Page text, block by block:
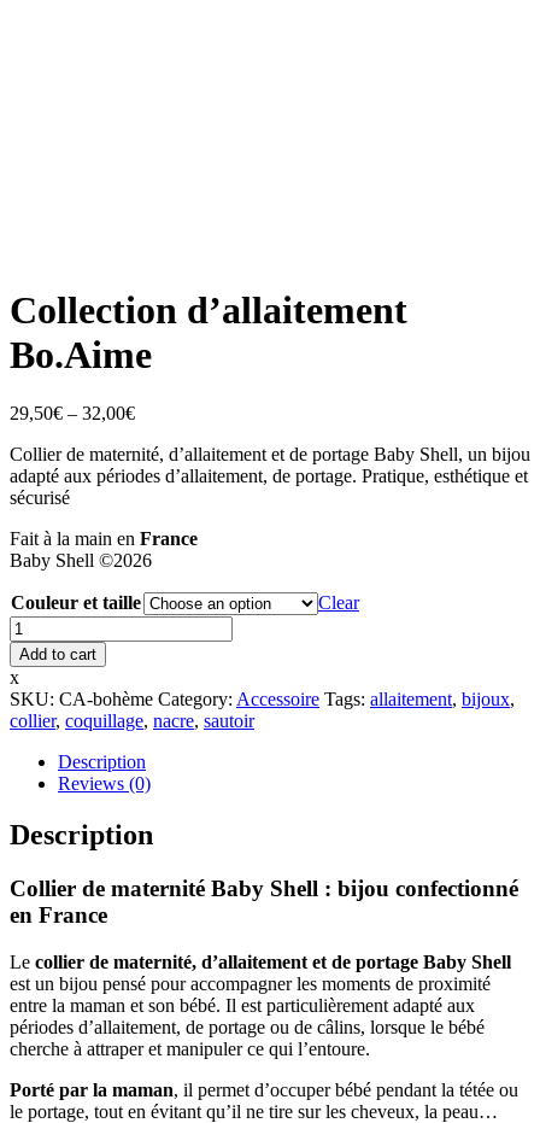
Collection d’allaitement
Bo.Aime
29,50€ – 32,00€Price
29,50€
through
Collier de maternité, d’allaitement et de portage Baby Shell, un bijou
adapté aux périodes d’allaitement, de portage. Pratique, esthétique et
sécurisé
Fait à la main en France
Baby Shell ©2026
Couleur et taille
Clear
Collection
d'allaitement
Bo.Aime
quantity
Add to cart
x
SKU: CA-bohème Category: Accessoire Tags: allaitement, bijoux,
collier, coquillage, nacre, sautoir
Description
Reviews (0)
Description
Collier de maternité Baby Shell : bijou confectionné
en France
Le collier de maternité, d’allaitement et de portage Baby Shell
est un bijou pensé pour accompagner les moments de proximité
entre la maman et son bébé. Il est particulièrement adapté aux
périodes d’allaitement, de portage ou de câlins, lorsque le bébé
cherche à attraper et manipuler ce qui l’entoure.
Porté par la maman, il permet d’occuper bébé pendant la tétée ou
le portage, tout en évitant qu’il ne tire sur les cheveux, la peau…